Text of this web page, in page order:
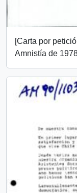
[Carta por
Amnistía de